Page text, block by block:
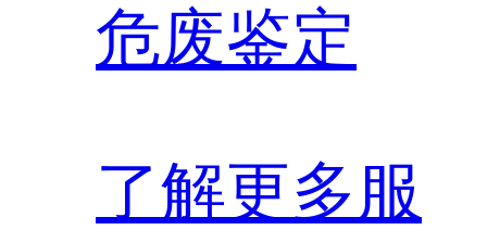
危废鉴定
了解更多服